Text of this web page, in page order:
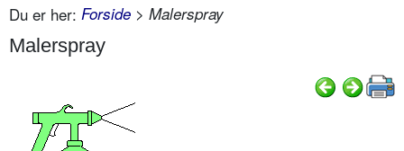
Du er her: Forside > Malerspray
Malerspray